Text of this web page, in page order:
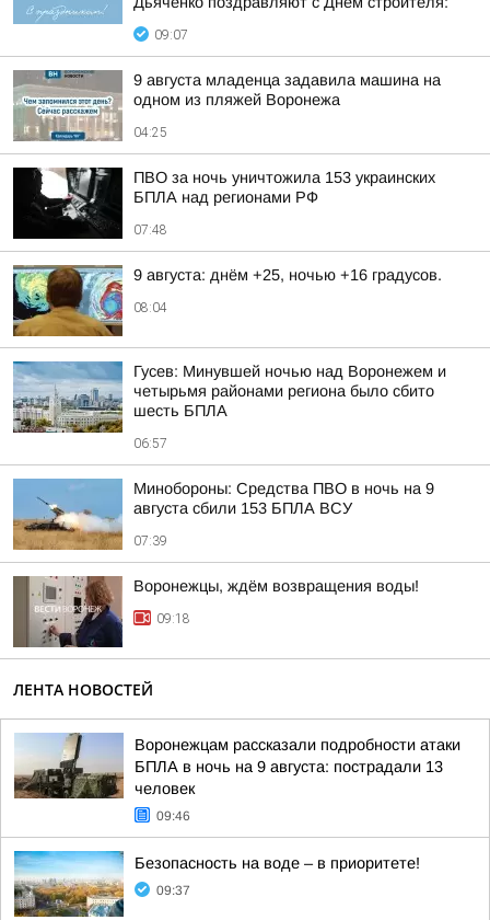
09:07
9 августа младенца задавила машина на
одном из пляжей Воронежа
04:25
ПВО за ночь уничтожила 153 украинских
БПЛА над регионами РФ
07:48
9 августа: днём +25, ночью +16 градусов.
08:04
Гусев: Минувшей ночью над Воронежем и
четырьмя районами региона было сбито
шесть БПЛА
06:57
Минобороны: Средства ПВО в ночь на 9
августа сбили 153 БПЛА ВСУ
07:39
Воронежцы, ждём возвращения воды!
09:18
ЛЕНТА НОВОСТЕЙ
Воронежцам рассказали подробности атаки
БПЛА в ночь на 9 августа: пострадали 13
человек
09:46
Безопасность на воде – в приоритете!
09:37